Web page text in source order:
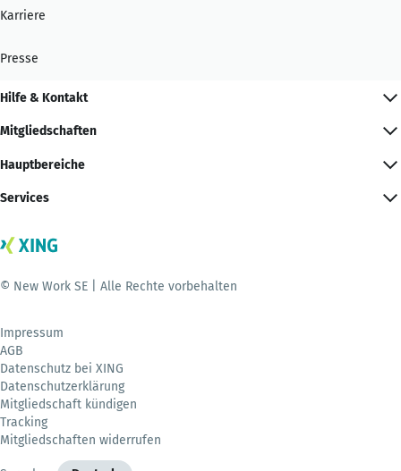
Karriere
Presse
Hilfe & Kontakt
Mitgliedschaften
Hauptbereiche
Services
© New Work SE | Alle Rechte vorbehalten
Impressum
AGB
Datenschutz bei XING
Datenschutzerklärung
Mitgliedschaft kündigen
Tracking
Mitgliedschaften widerrufen